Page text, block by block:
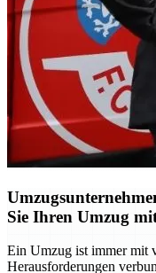
Sie Ihren Umzug
Ein Umzug ist immer mit
Herausforderungen